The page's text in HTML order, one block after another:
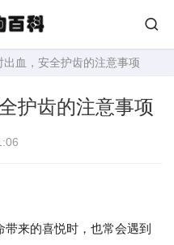
出血，安全护齿的注意事项
护齿的注意事项
来的喜悦时，也常会遇到